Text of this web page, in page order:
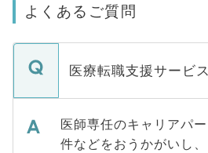
よくあるご質問
医療転職支援サービ
医師専任のキャリアパ
件などをおうかがいし